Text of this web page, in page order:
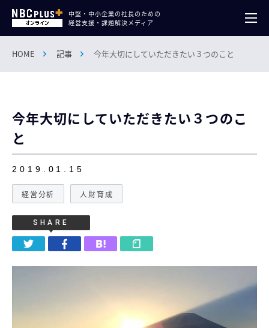
中堅・中小企業の社長のための
経営支援・課題解決メディア
HOME 記事 今年大切にしていただきたい３つのこと
今年大切にしていただきたい３つのこ
と
2019.01.15
経営分析 人財育成
SHARE